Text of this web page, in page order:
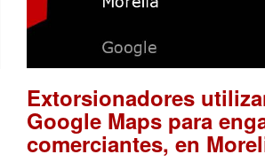
Extorsionadores
Google Maps para
comerciantes, en